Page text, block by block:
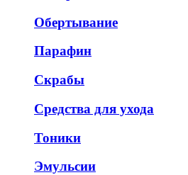
Обертывание
Парафин
Скрабы
Средства для ухода
Тоники
Эмульсии